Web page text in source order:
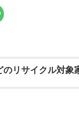
のリサイクル対象